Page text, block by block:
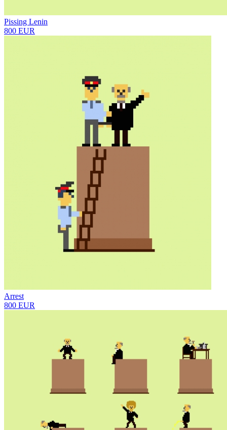
Pissing Lenin
800 EUR
Arrest
800 EUR